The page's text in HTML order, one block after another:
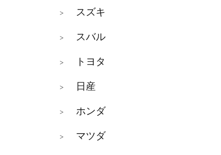
> スズキ
> スバル
> トヨタ
> 日産
> ホンダ
> マツダ